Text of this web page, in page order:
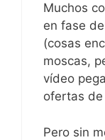
Muchos
en fase
(cosas
moscas,
vídeo
ofertas de
Pero sin